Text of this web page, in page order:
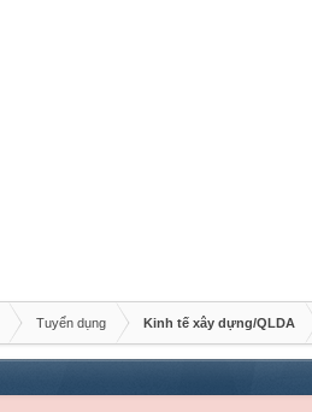
Tuyển dụng Kinh tế xây dựng/QLDA